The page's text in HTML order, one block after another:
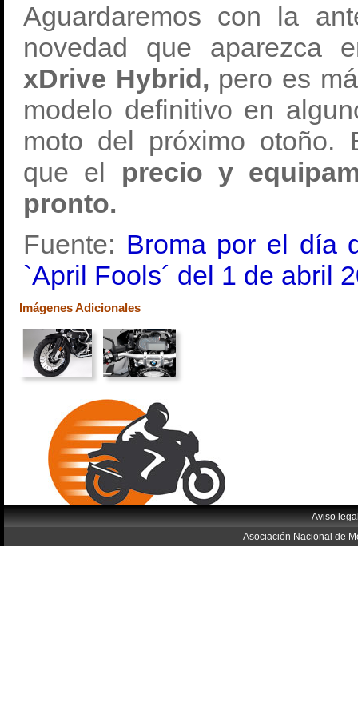
Aguardaremos con la
novedad que aparezca
xDrive Hybrid, pero es
modelo definitivo en
moto del próximo otoño.
que el precio y
pronto.
Fuente: Broma por el día
`April Fools´ del 1 de abril
Imágenes Adicionales
Aviso
Asociación Nacional de